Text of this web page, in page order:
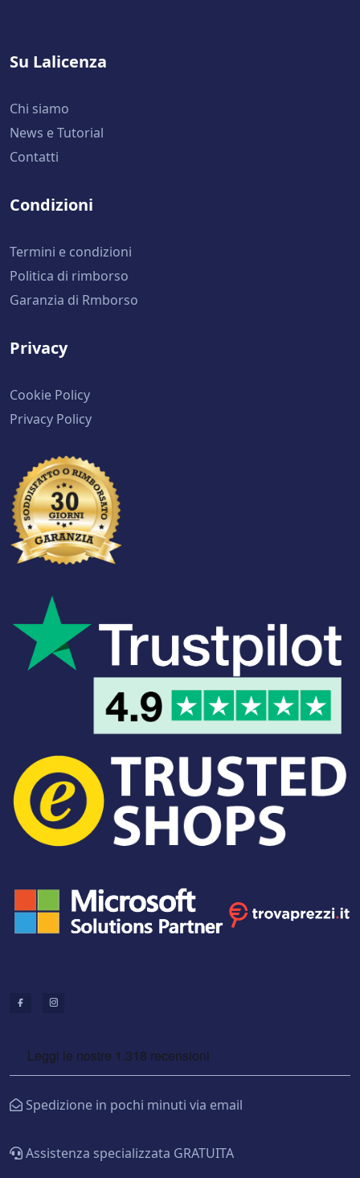
Su Lalicenza
Chi siamo
News e Tutorial
Contatti
Condizioni
Termini e condizioni
Politica di rimborso
Garanzia di Rmborso
Privacy
Cookie Policy
Privacy Policy
Spedizione in pochi minuti via email
Assistenza specializzata GRATUITA